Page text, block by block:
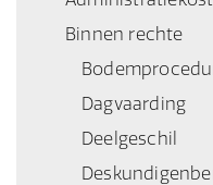
Binnen rechte
Dagvaarding
Deelgeschil